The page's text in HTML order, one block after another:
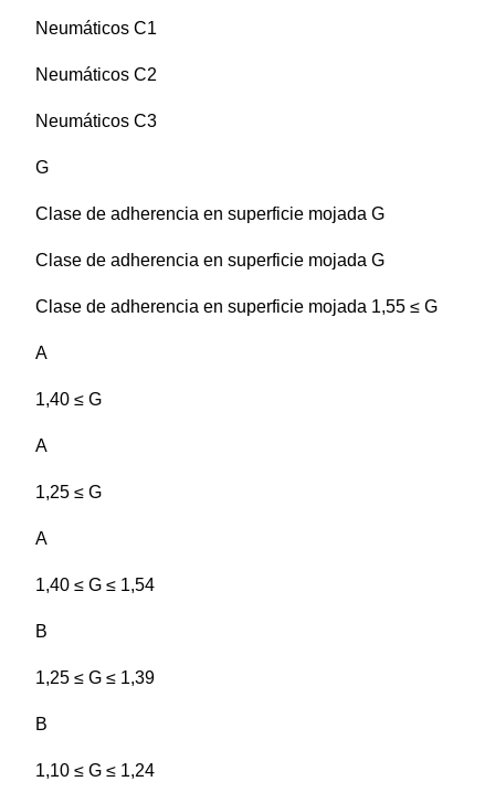
Neumáticos C1
Neumáticos C2
Neumáticos C3
G
Clase de adherencia en superficie mojada G
Clase de adherencia en superficie mojada G
Clase de adherencia en superficie mojada 1,55 ≤ G
A
1,40 ≤ G
A
1,25 ≤ G
A
1,40 ≤ G ≤ 1,54
B
1,25 ≤ G ≤ 1,39
B
1,10 ≤ G ≤ 1,24